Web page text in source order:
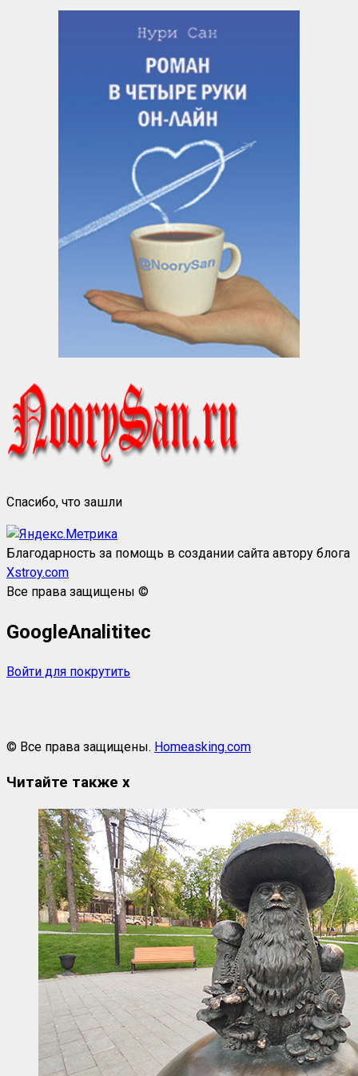
Спасибо, что зашли
Благодарность за помощь в создании сайта автору блога
Xstroy.com
Все права защищены ©
GoogleAnalititec
Войти для покрутить
© Все права защищены. Homeasking.com
Читайте также x